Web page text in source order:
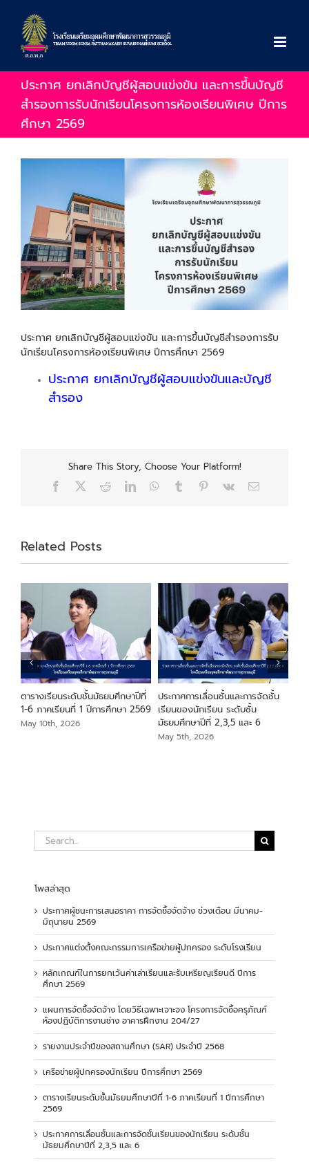
content
ประกาศ ยกเลิกบัญชีผู้สอบแข่งขัน และการขึ้นบัญชี
สำรองการรับนักเรียนโครงการห้องเรียนพิเศษ ปีการ
ศึกษา 2569
View
ประกาศ ยกเลิกบัญชีผู้สอบแข่งขัน และการขึ้นบัญชีสำรองการรับ
นักเรียนโครงการห้องเรียนพิเศษ ปีการศึกษา 2569
ประกาศ ยกเลิกบัญชีผู้สอบแข่งขันและบัญชี
สำรอง
Share This Story, Choose Your Platform!
Facebook RedditLinkedInWhatsApp
Tumblr Pinterest
Vk Email
Related Posts
ตารางเรียนระดับชั้นมัธยมศึกษาปีที่
1-6 ภาคเรียนที่ 1 ปีการศึกษา 2569
May 10th, 2026
ประกาศการเลื่อนชั้นและการจัดชั้น
เรียนของนักเรียน ระดับชั้น
มัธยมศึกษาปีที่ 2,3,5 และ 6
May 5th, 2026
Search
for:
โพสล่าสุด
ประกาศผู้ชนะการเสนอราคา การจัดซื้อจัดจ้าง ช่วงเดือน มีนาคม-
มิถุนายน 2569
ประกาศแต่งตั้งคณะกรรมการเครือข่ายผู้ปกครอง ระดับโรงเรียน
หลักเกณฑ์ในการยกเว้นค่าเล่าเรียนและรับเหรียญเรียนดี ปีการ
ศึกษา 2569
แผนการจัดซื้อจัดจ้าง โดยวิธีเฉพาะเจาะจง โครงการจัดซื้อครุภัณฑ์
ห้องปฏิบัติการงานช่าง อาคารฝึกงาน 204/27
รายงานประจำปีของสถานศึกษา (SAR) ประจำปี 2568
เครือข่ายผู้ปกครองนักเรียน ปีการศึกษา 2569
ตารางเรียนระดับชั้นมัธยมศึกษาปีที่ 1-6 ภาคเรียนที่ 1 ปีการศึกษา
2569
ประกาศการเลื่อนชั้นและการจัดชั้นเรียนของนักเรียน ระดับชั้น
มัธยมศึกษาปีที่ 2,3,5 และ 6